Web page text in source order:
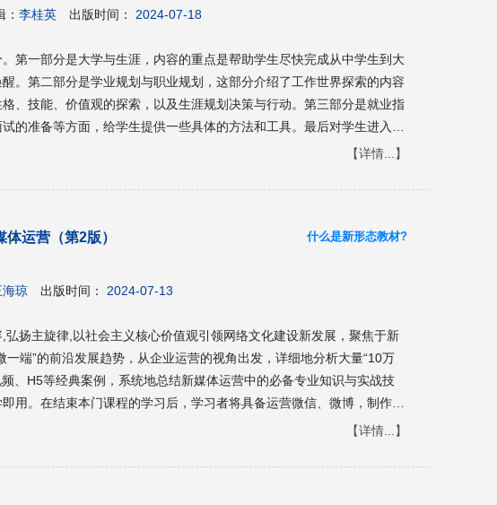
：李桂英 出版时间： 2024-07-18
第一部分是大学与生涯，内容的重点是帮助学生尽快完成从中学生到大
。第二部分是学业规划与职业规划，这部分介绍了工作世界探索的内容
、技能、价值观的探索，以及生涯规划决策与行动。第三部分是就业指
的准备等方面，给学生提供一些具体的方法和工具。最后对学生进入职
我提出了建议（附录）。本教材延续了第一版《全程化大学生职业生涯规
现实问题安排主题内容；并且给出了大量的案例和思考，目的是引导学
兴密不可分。
【详情...】
体运营（第2版） 什么是新形态教材?
海琼 出版时间： 2024-07-13
弘扬主旋律,以社会主义核心价值观引领网络文化建设新发展，聚焦于新
一端”的前沿发展趋势，从企业运营的视角出发，详细地分析大量“10万
、H5等经典案例，系统地总结新媒体运营中的必备专业知识与实战技
用。在结束本门课程的学习后，学习者将具备运营微信、微博，制作H
活动方案等多方面的新媒体基础运营能力。本书可以作为职业院校电子商
【详情...】